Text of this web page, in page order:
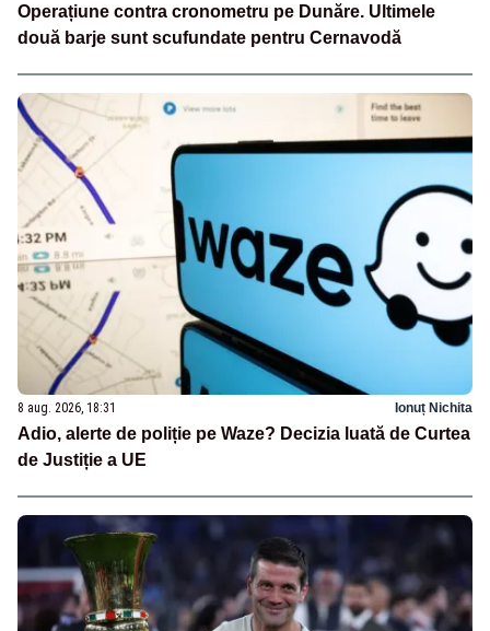
Operațiune contra cronometru pe Dunăre. Ultimele
două barje sunt scufundate pentru Cernavodă
8 aug. 2026, 18:31 Ionuț Nichita
Adio, alerte de poliție pe Waze? Decizia luată de Curtea
de Justiție a UE